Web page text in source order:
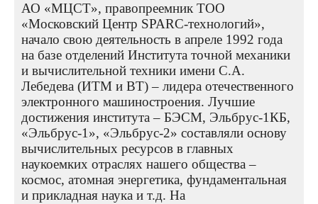
АО «МЦСТ», правопреемник ТОО
«Московский Центр SPARC-технологий»,
начало свою деятельность в апреле 1992 года
на базе отделений Института точной механики
и вычислительной техники имени С.А.
Лебедева (ИТМ и ВТ) – лидера отечественного
электронного машиностроения. Лучшие
достижения института – БЭСМ, Эльбрус-1КБ,
«Эльбрус-1», «Эльбрус-2» составляли основу
вычислительных ресурсов в главных
наукоемких отраслях нашего общества –
космос, атомная энергетика, фундаментальная
и прикладная наука и т.д. На